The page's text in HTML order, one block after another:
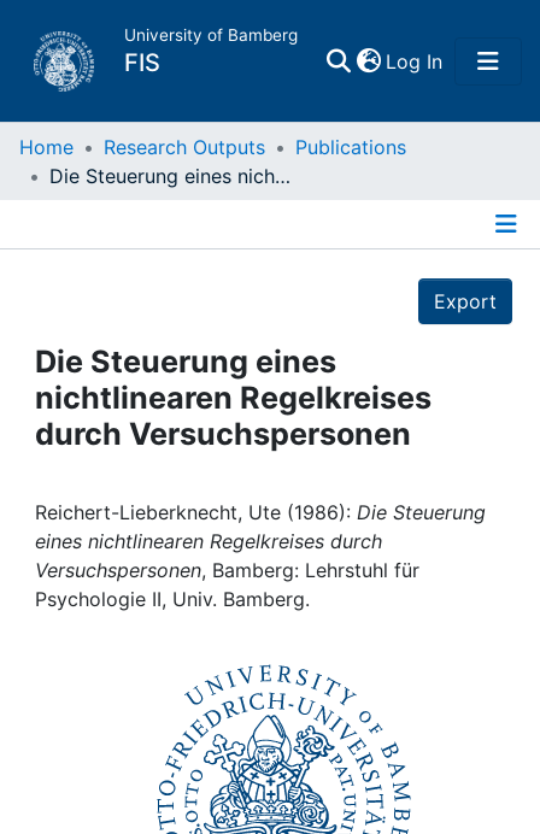
University of Bamberg
FIS Log In(current)
Home
Projects
People
Awards
My FIS
Home Research Outputs
Publications
Die Steuerung eines nichtlinearen Regelkreises durch Versuchspersonen
Export
Die Steuerung eines
nichtlinearen Regelkreises
durch Versuchspersonen
Reichert-Lieberknecht, Ute (1986): Die Steuerung
eines nichtlinearen Regelkreises durch
Versuchspersonen, Bamberg: Lehrstuhl für
Psychologie II, Univ. Bamberg.